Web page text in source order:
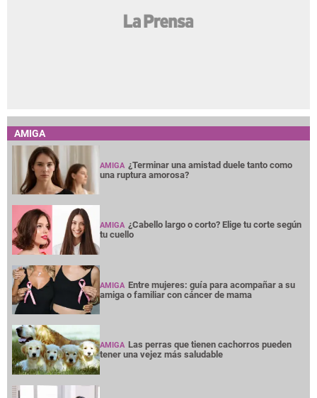
AMIGA
AMIGA ¿Terminar una amistad duele tanto como
una ruptura amorosa?
AMIGA ¿Cabello largo o corto? Elige tu corte según
tu cuello
AMIGA Entre mujeres: guía para acompañar a su
amiga o familiar con cáncer de mama
AMIGA Las perras que tienen cachorros pueden
tener una vejez más saludable